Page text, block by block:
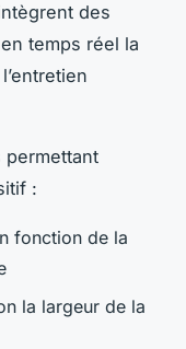
des
temps réel la
permettant
:
fonction de la
la largeur de la